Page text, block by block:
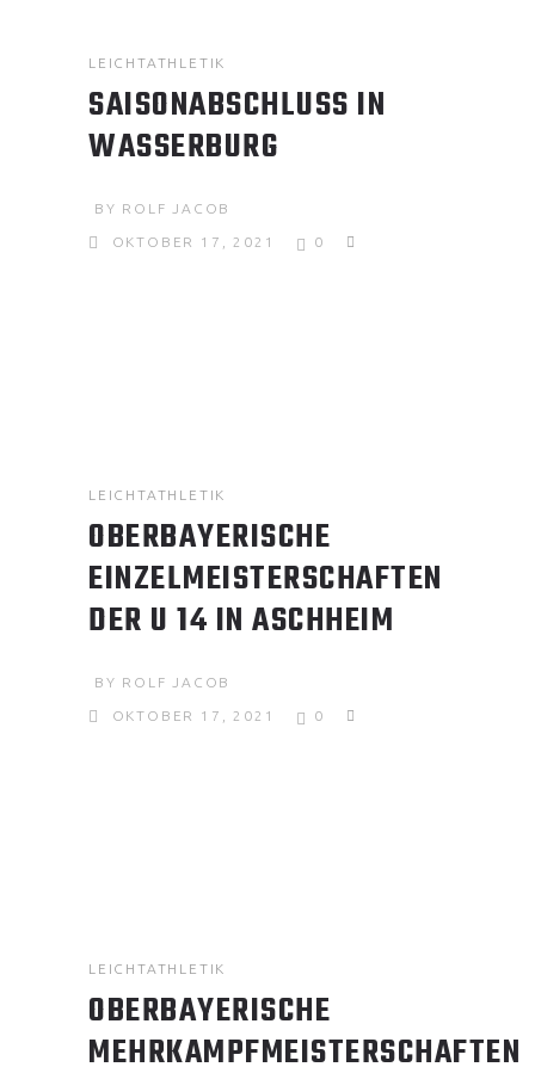
LEICHTATHLETIK
SAISONABSCHLUSS IN
WASSERBURG
BY ROLF JACOB
OKTOBER 17, 2021 0
LEICHTATHLETIK
OBERBAYERISCHE
EINZELMEISTERSCHAFTEN
DER U 14 IN ASCHHEIM
BY ROLF JACOB
OKTOBER 17, 2021 0
LEICHTATHLETIK
OBERBAYERISCHE
MEHRKAMPFMEISTERSCHAFTEN